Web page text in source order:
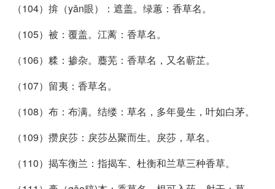
（104）揜（yǎn眼）：遮盖。绿蕙：香草名。
（105）被：覆盖。江蓠：香草名。
（106）糅：掺杂。蘪芜：香草名，又名蕲芷。
（107）留夷：香草名。
（108）布：布满。结缕：草名，多年曼生，叶如白茅。
（109）攒戾莎：戾莎丛聚而生。戾莎，草名。
（110）揭车衡兰：指揭车、杜衡和兰草三种香草。